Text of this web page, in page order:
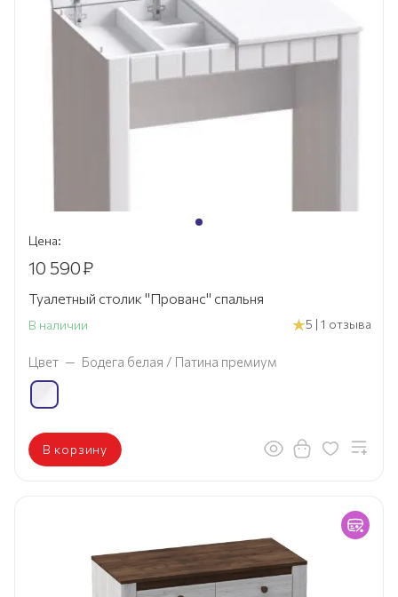
Цена:
10 590₽
Туалетный столик "Прованс" спальня
В наличии 5 | 1 отзыва
Цвет — Бодега белая / Патина премиум
В корзину